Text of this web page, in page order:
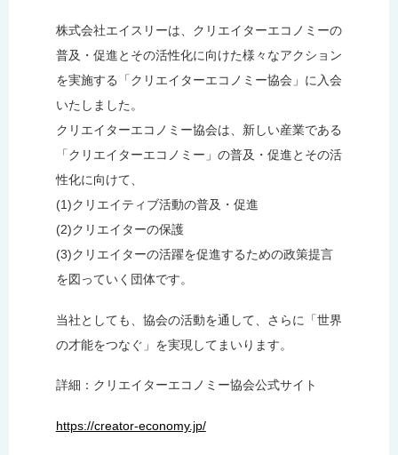
株式会社エイスリーは、クリエイターエコノミーの
普及・促進とその活性化に向けた様々なアクション
を実施する「クリエイターエコノミー協会」に入会
いたしました。
クリエイターエコノミー協会は、新しい産業である
「クリエイターエコノミー」の普及・促進とその活
性化に向けて、
(1)クリエイティブ活動の普及・促進
(2)クリエイターの保護
(3)クリエイターの活躍を促進するための政策提言
を図っていく団体です。
当社としても、協会の活動を通して、さらに「世界
の才能をつなぐ」を実現してまいります。
詳細：クリエイターエコノミー協会公式サイト
https://creator-economy.jp/